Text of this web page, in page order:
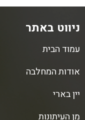
ניווט באתר
עמוד הבית
אודות המחלבה
יין בארי
מן העיתונות